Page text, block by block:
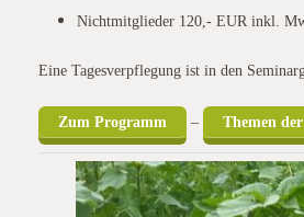
Nichtmitglieder 120,- EUR inkl.
Eine Tagesverpflegung ist in den
Zum Programm – Themen